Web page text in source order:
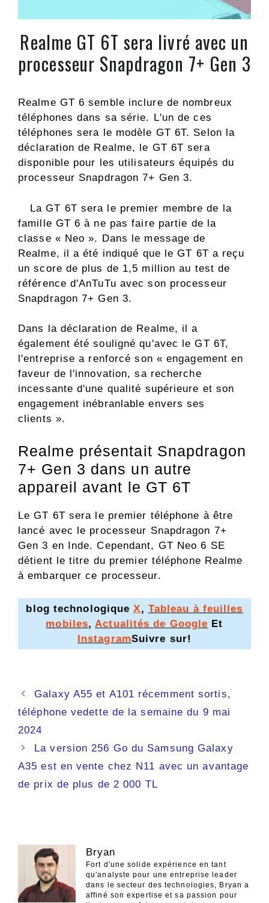
Realme GT 6T sera livré avec un
processeur Snapdragon 7+ Gen 3
Realme GT 6 semble inclure de nombreux
téléphones dans sa série. L'un de ces
téléphones sera le modèle GT 6T. Selon la
déclaration de Realme, le GT 6T sera
disponible pour les utilisateurs équipés du
processeur Snapdragon 7+ Gen 3.
La GT 6T sera le premier membre de la
famille GT 6 à ne pas faire partie de la
classe « Neo ». Dans le message de
Realme, il a été indiqué que le GT 6T a reçu
un score de plus de 1,5 million au test de
référence d'AnTuTu avec son processeur
Snapdragon 7+ Gen 3.
Dans la déclaration de Realme, il a
également été souligné qu'avec le GT 6T,
l'entreprise a renforcé son « engagement en
faveur de l'innovation, sa recherche
incessante d'une qualité supérieure et son
engagement inébranlable envers ses
clients ».
Realme présentait Snapdragon
7+ Gen 3 dans un autre
appareil avant le GT 6T
Le GT 6T sera le premier téléphone à être
lancé avec le processeur Snapdragon 7+
Gen 3 en Inde. Cependant, GT Neo 6 SE
détient le titre du premier téléphone Realme
à embarquer ce processeur.
blog technologiqueX, Tableau à feuilles
mobiles,Actualités de Google Et
InstagramSuivre sur!
Navigation
des
Galaxy A55 et A101 récemment sortis,
téléphone vedette de la semaine du 9 mai
2024
La version 256 Go du Samsung Galaxy
A35 est en vente chez N11 avec un avantage
de prix de plus de 2 000 TL
Bryan
Fort d'une solide expérience en tant
qu'analyste pour une entreprise leader
dans le secteur des technologies, Bryan a
affiné son expertise et sa passion pour